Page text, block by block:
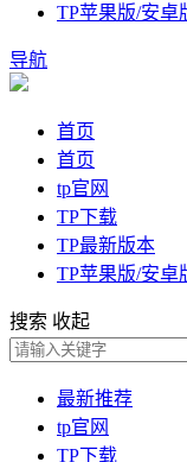
TP苹果版/安卓
导航
首页
首页
tp官网
TP下载
TP最新版本
TP苹果版/安卓
搜索 收起
最新推荐
tp官网
TP下载